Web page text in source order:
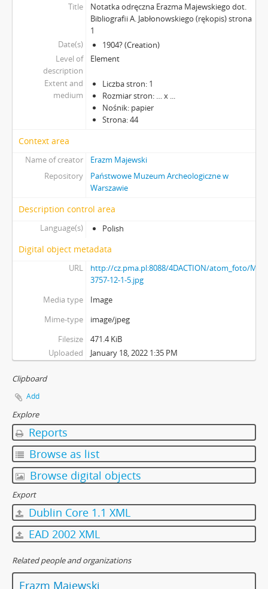
Title
Notatka odręczna Erazma Majewskiego dot.
Bibliografii A. Jabłonowskiego (rękopis) strona
1
Date(s)
1904? (Creation)
Level of
description
Element
Extent and
medium
Liczba stron: 1
Rozmiar stron: … x ...
Nośnik: papier
Strona: 44
Context area
Name of creator
Erazm Majewski
Repository
Państwowe Muzeum Archeologiczne w
Warszawie
Description control area
Language(s) Polish
Digital object metadata
URL
http://cz.pma.pl:8088/4DACTION/atom_foto/MAJ-
3757-12-1-5.jpg
Media type
Image
Mime-type
image/jpeg
Filesize
471.4 KiB
Uploaded
January 18, 2022 1:35 PM
Clipboard
Add
Explore
Reports
Browse as list
Browse digital objects
Export
Dublin Core 1.1 XML
EAD 2002 XML
Related people and organizations
Erazm Majewski